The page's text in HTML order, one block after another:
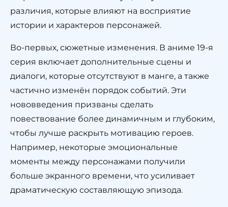
различия, которые влияют на восприятие
истории и характеров персонажей.
Во-первых, сюжетные изменения. В аниме 19-я
серия включает дополнительные сцены и
диалоги, которые отсутствуют в манге, а также
частично изменён порядок событий. Эти
нововведения призваны сделать
повествование более динамичным и глубоким,
чтобы лучше раскрыть мотивацию героев.
Например, некоторые эмоциональные
моменты между персонажами получили
больше экранного времени, что усиливает
драматическую составляющую эпизода.